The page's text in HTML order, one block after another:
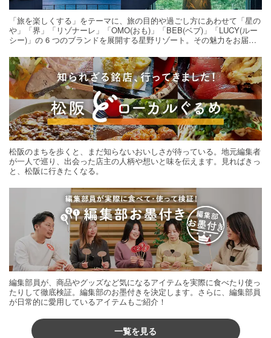
「旅を楽しくする」をテーマに、旅の目的や過ごし方にあわせて「星の
や」「界」「リゾナーレ」「OMO(おも)」「BEB(ベブ)」「LUCY(ルー
シー)」の 6 つのブランドを展開する星野リゾート。その魅力をお届け
松阪のまちを歩くと、まだ知らないおいしさが待っている。地元編集者
が一人で巡り、出会った店主の人柄や想いと味を伝えます。見ればきっ
と、松阪に行きたくなる。
編集部員が、商品やグッズなど気になるアイテムを実際に食べたり使っ
たりして徹底検証。編集部のお墨付きを決定します。さらに、編集部員
が日常的に愛用しているアイテムもご紹介！
一覧を見る